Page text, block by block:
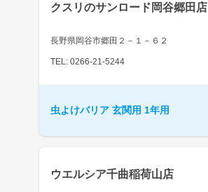
クスリのサンロード岡谷郷田店
長野県岡谷市郷田２－１－６２
TEL: 0266-21-5244
虫よけバリア 玄関用 1年用
ウエルシア千曲稲荷山店